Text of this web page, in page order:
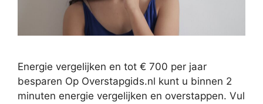
Energie vergelijken en tot € 700 per jaar
besparen Op Overstapgids.nl kunt u binnen 2
minuten energie vergelijken en overstappen. Vul